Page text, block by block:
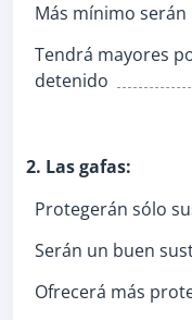
Más mínimo serán
Tendrá mayores
detenido
2. Las gafas:
Protegerán sólo
Serán un buen
Ofrecerá más